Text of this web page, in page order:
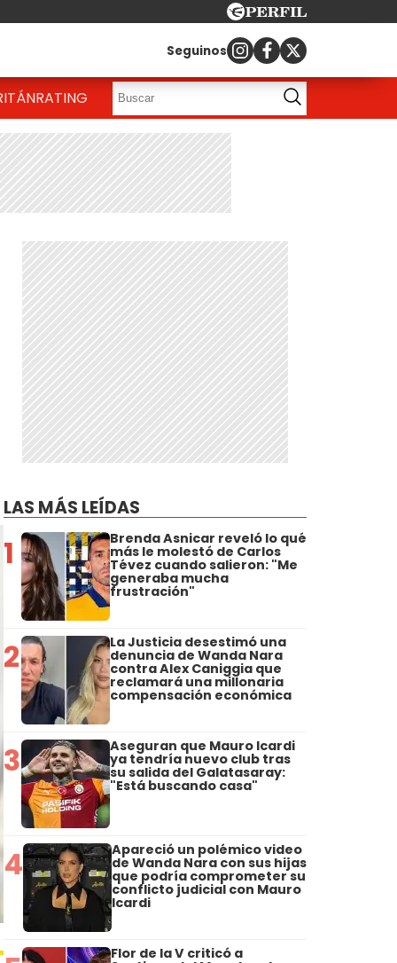
Seguinos
RATING
LAS MÁS LEÍDAS
1 Brenda Asnicar reveló lo qué
más le molestó de Carlos
Tévez cuando salieron: "Me
generaba mucha
frustración"
2 La Justicia desestimó una
denuncia de Wanda Nara
contra Alex Caniggia que
reclamará una millonaria
compensación económica
3 Aseguran que Mauro Icardi
ya tendría nuevo club tras
su salida del Galatasaray:
"Está buscando casa"
4 Apareció un polémico video
de Wanda Nara con sus hijas
que podría comprometer su
conflicto judicial con Mauro
Icardi
Flor de la V criticó a